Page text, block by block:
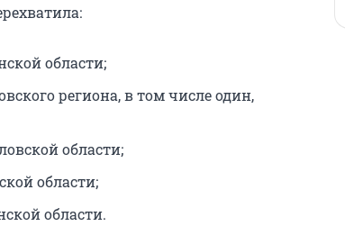
области;
региона, в том числе один,
области;
области;
области.